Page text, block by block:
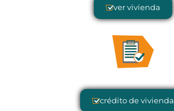
ver vivienda
crédito de vivienda